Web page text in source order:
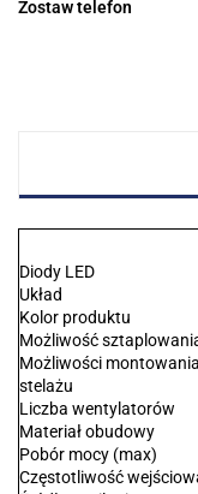
Zostaw telefon
Diody LED
Układ
Kolor produktu
Możliwość
Możliwości
stelażu
Liczba wentylatorów
Materiał obudowy
Pobór mocy (max)
Częstotliwość